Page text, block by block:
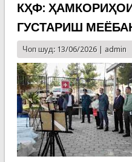
КҲФ:
ГУСТАРИШ
Чоп шуд: 13/06/2026 | admin